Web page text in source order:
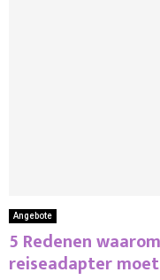
Angebote
5 Redenen
reiseadapter